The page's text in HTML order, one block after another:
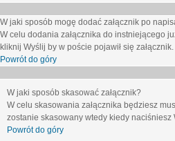
W jaki sposób mogę dodać załącznik po
W celu dodania załącznika do instniejącego
kliknij Wyślij by w poście pojawił się załącznik.
Powrót do góry
W jaki sposób skasować załącznik?
W celu skasowania załącznika będziesz
zostanie skasowany wtedy kiedy naciśniesz
Powrót do góry